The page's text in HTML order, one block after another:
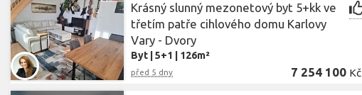
Cena
Krásný slunný mezonetový byt 5+kk ve
třetím patře cihlového domu Karlovy
Vary - Dvory
Byt |5+1 126m²
před 5 dny 7 254 100 Kč